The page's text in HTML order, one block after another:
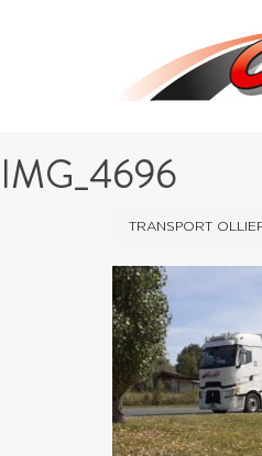
IMG_4696
TRANSPORT